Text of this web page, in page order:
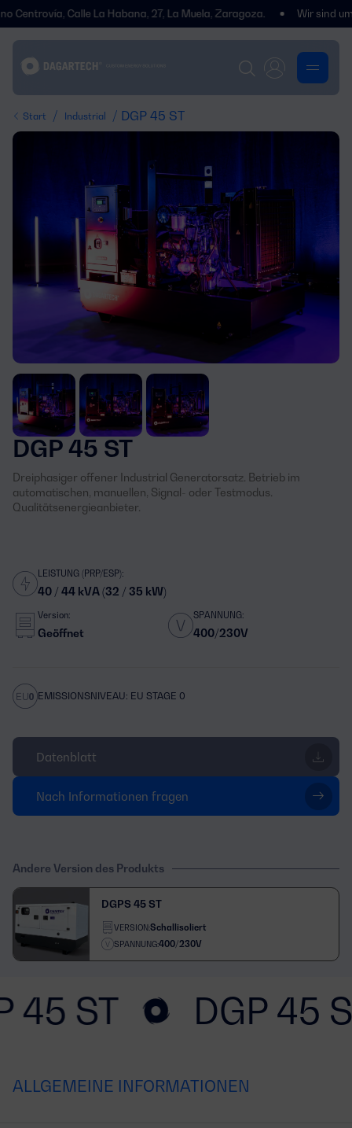
Calle La Habana, 27, La Muela, Zaragoza. Wir sind
Start / Industrial / DGP 45 ST
DGP 45 ST
Dreiphasiger offener Industrial Generatorsatz. Betrieb im
automatischen, manuellen, Signal- oder Testmodus.
Qualitätsenergieanbieter.
LEISTUNG (PRP/ESP):
40 / 44 kVA (32 / 35 kW)
Version:
Geöffnet
SPANNUNG:
400/230V
EMISSIONSNIVEAU: EU STAGE 0
Datenblatt
Nach Informationen fragen
Andere Version des Produkts
DGPS 45 ST
VERSION:Schallisoliert
SPANNUNG:400/230V
45 ST DGP 45
ALLGEMEINE INFORMATIONEN